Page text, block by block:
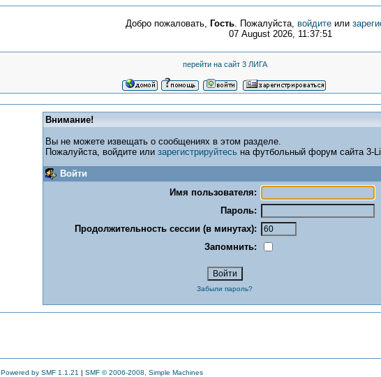
Добро пожаловать, Гость. Пожалуйста, войдите или
07 August 2026, 11:37:51
перейти на сайт 3 ЛИГА
Внимание!
Вы не можете извещать о сообщениях в этом разделе.
Пожалуйста, войдите или зарегистрируйтесь на футбольный форум сайта 3-
Войти
Имя пользователя:
Пароль:
Продолжительность сессии (в минутах):
Запомнить:
Забыли пароль?
Powered by SMF 1.1.21 | SMF © 2006-2008, Simple Machines